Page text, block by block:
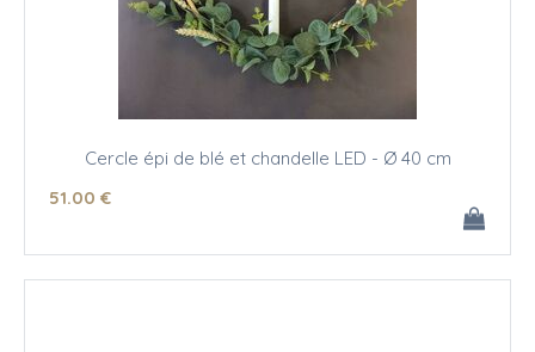
Cercle épi de blé et chandelle LED - Ø 40 cm
51.00 €